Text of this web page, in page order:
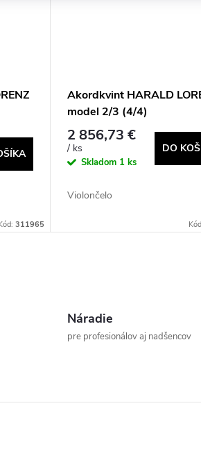
311965
Akordkvint HARALD
model 2/3 (4/4)
2 856,73 €
/ ks
Skladom 1 ks
DO
Violončelo
Náradie
pre profesionálov aj nadšencov